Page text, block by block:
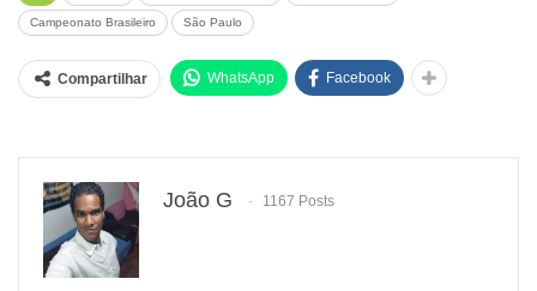
Campeonato Brasileiro São Paulo
Compartilhar WhatsApp Facebook
João G 1167 Posts